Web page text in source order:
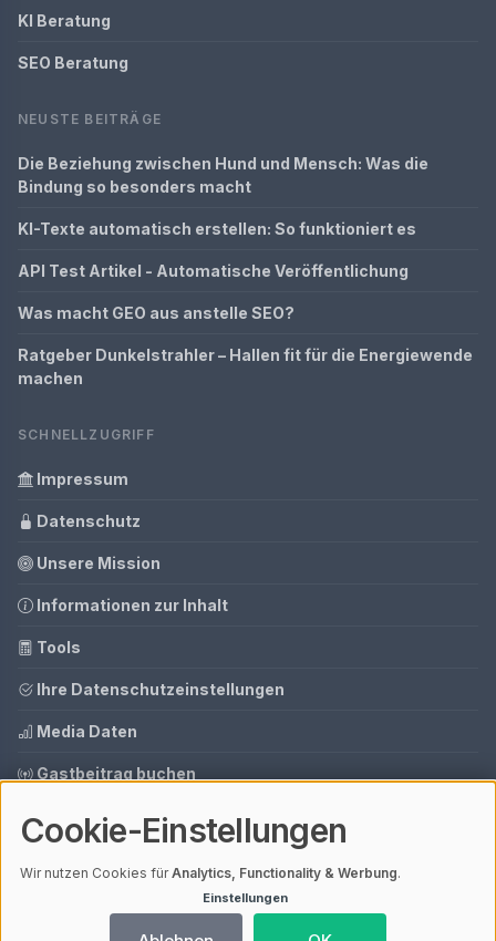
KI Beratung
SEO Beratung
NEUSTE BEITRÄGE
Die Beziehung zwischen Hund und Mensch: Was die
Bindung so besonders macht
KI-Texte automatisch erstellen: So funktioniert es
API Test Artikel - Automatische Veröffentlichung
Was macht GEO aus anstelle SEO?
Ratgeber Dunkelstrahler – Hallen fit für die Energiewende
machen
SCHNELLZUGRIFF
Impressum
Datenschutz
Unsere Mission
Informationen zur Inhalt
Tools
Ihre Datenschutzeinstellungen
Media Daten
Gastbeitrag buchen
Mit einemⓘ Affiliate-Linkgekennzeichnete Links unterstützen unsere
Arbeit – ohne Mehrkosten für dich. Als Amazon-Partner verdiene ich an
qualifizierten Verkäufen.
Ladezeit 0,04s | Cache: APCu
Cookie-Einstellungen
Wir nutzen Cookies fürAnalytics, Functionality & Werbung.
Einstellungen